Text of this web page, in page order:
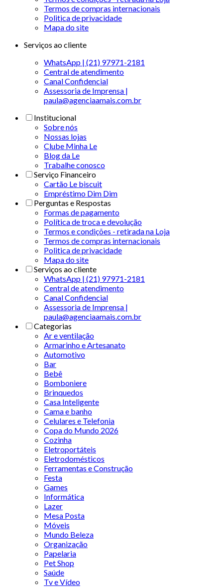
Termos de compras internacionais
Politica de privacidade
Mapa do site
Serviços ao cliente
WhatsApp | (21) 97971-2181
Central de atendimento
Canal Confidencial
Assessoria de Imprensa |
paula@agenciaamais.com.br
Institucional
Sobre nós
Nossas lojas
Clube Minha Le
Blog da Le
Trabalhe conosco
Serviço Financeiro
Cartão Le biscuit
Empréstimo Dim Dim
Perguntas e Respostas
Formas de pagamento
Política de troca e devolução
Termos e condições - retirada na Loja
Termos de compras internacionais
Politica de privacidade
Mapa do site
Serviços ao cliente
WhatsApp | (21) 97971-2181
Central de atendimento
Canal Confidencial
Assessoria de Imprensa |
paula@agenciaamais.com.br
Categorias
Ar e ventilação
Armarinho e Artesanato
Automotivo
Bar
Bebê
Bomboniere
Brinquedos
Casa Inteligente
Cama e banho
Celulares e Telefonia
Copa do Mundo 2026
Cozinha
Eletroportáteis
Eletrodomésticos
Ferramentas e Construção
Festa
Games
Informática
Lazer
Mesa Posta
Móveis
Mundo Beleza
Organização
Papelaria
Pet Shop
Saúde
Tv e Vídeo